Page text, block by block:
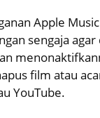
Apple
sengaja
film atau
YouTube.